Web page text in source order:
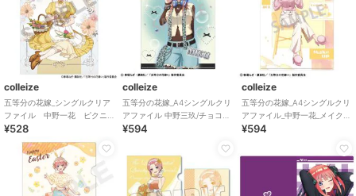
colleize
五等分の花嫁_シングルクリア
ファイル 中野一花 ピクニ
ック
¥528
colleize
五等分の花嫁_A4シングルクリ
アファイル 中野三玖/チョコミ
ントGAL
¥594
colleize
五等分の花嫁_A4シングルクリ
アファイル_中野一花_メイクア
ップ
¥594